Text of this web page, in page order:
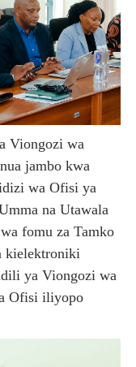
Viongozi wa
jambo kwa
wa Ofisi ya
na Utawala
fomu za Tamko
kielektroniki
ya Viongozi wa
Ofisi iliyopo